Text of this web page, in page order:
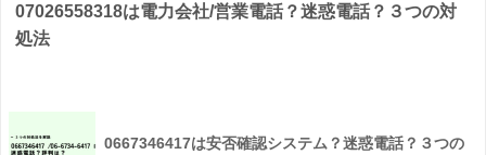
07026558318は電力会社/営業電話？迷惑電話？３つの対
処法
0667346417は安否確認システム？迷惑電話？３つの